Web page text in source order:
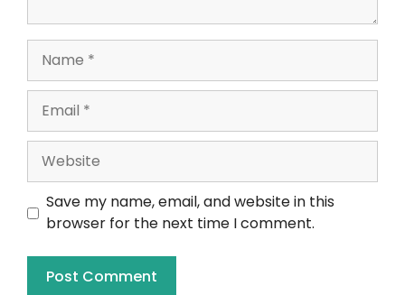
Save my name, email, and website in this
browser for the next time I comment.